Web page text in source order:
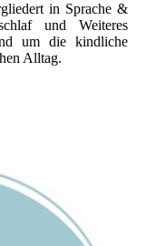
in Sprache &
und Weiteres
um die kindliche
Alltag.